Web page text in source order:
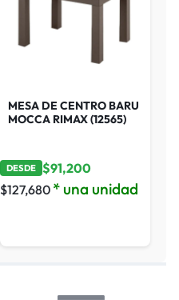
MESA DE CENTRO BARU
MOCCA RIMAX (12565)
DESDE $91,200
$127,680 * una unidad